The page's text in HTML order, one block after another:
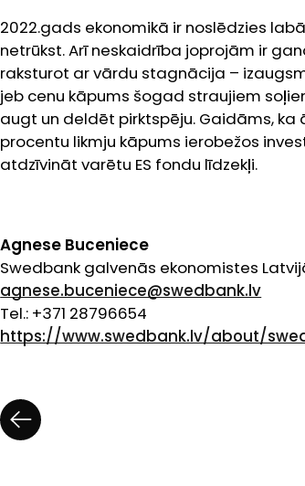
2022.gads ekonomikā ir noslēdzies
netrūkst. Arī neskaidrība joprojām ir
raksturot ar vārdu stagnācija –
jeb cenu kāpums šogad straujiem
augt un deldēt pirktspēju. Gaidāms, ka
procentu likmju kāpums ierobežos
atdzīvināt varētu ES fondu līdzekļi.
Agnese Buceniece
Swedbank galvenās ekonomistes
agnese.buceniece@swedbank.lv
Tel.: +371 28796654
https://www.swedbank.lv/about/